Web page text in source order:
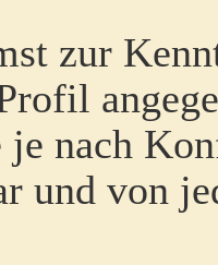
zur
je nach
und von